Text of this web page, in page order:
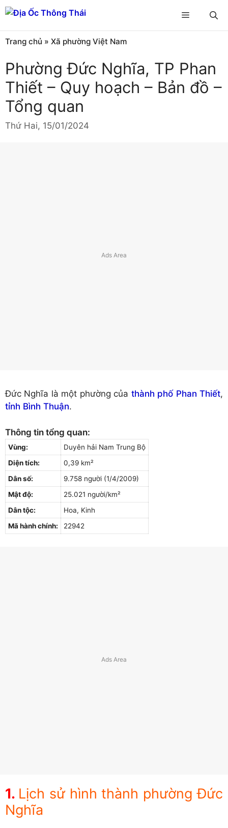
Chuyển
đến
nội
dung
Menu
Trang chủ » Xã phường Việt Nam
Phường Đức Nghĩa, TP Phan
Thiết – Quy hoạch – Bản đồ –
Tổng quan
Thứ Hai, 15/01/2024
Đức Nghĩa là một phường của thành phố Phan Thiết,
tỉnh Bình Thuận.
Thông tin tổng quan:
Vùng:
Duyên hải Nam Trung Bộ
Diện tích:
0,39 km²
Dân số:
9.758 người (1/4/2009)
Mật độ:
25.021 người/km²
Dân tộc:
Hoa, Kinh
Mã hành chính:
22942
Lịch sử hình thành phường Đức
Nghĩa